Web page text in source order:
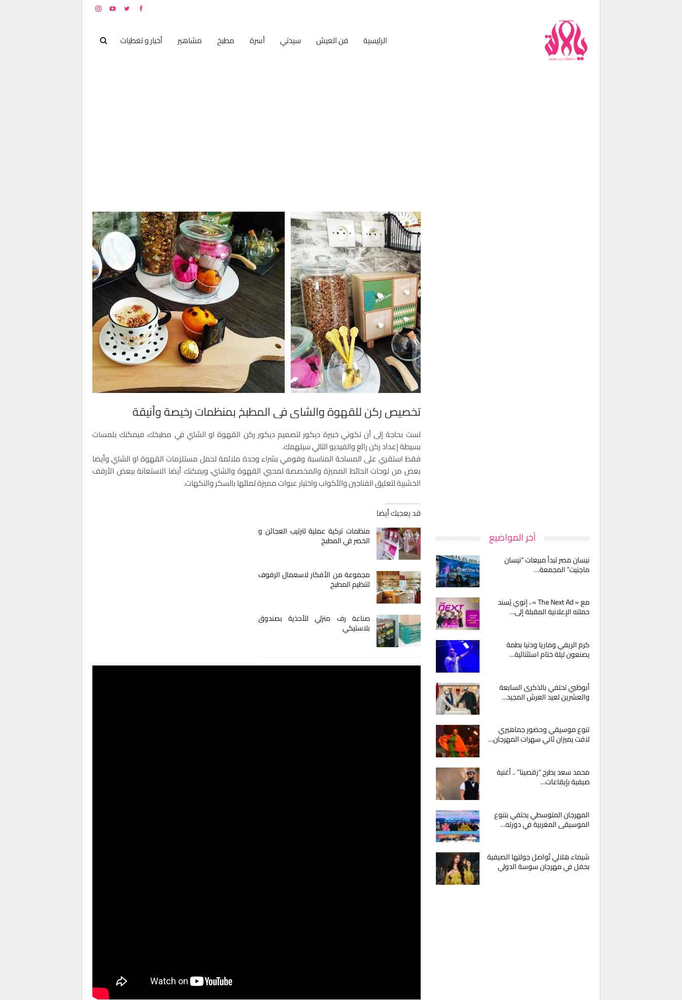
الرئيسية فن العيش سيدتي أسرة مطبخ مشاهير أخبار و تغطيات
تخصيص ركن للقهوة والشاي في المطبخ بمنظمات رخيصة وأنيقة
لست بحاجة إلى أن تكوني خبيرة ديكور لتصميم ديكور ركن القهوة او الشاي في مطبخك، فيمكنك بلمسات
بسيطة إعداد ركن رائع والفيديو التالي سيلهمك.
فقط استقري على المساحة المناسبة وقومي بشراء وحدة ملائمة لحمل مستلزمات القهوة او الشاي وأيضا
بعض من لوحات الحائط المميزة والمخصصة لمحبي القهوة والشاي، ويمكنك أيضا الاستعانة ببعض الأرفف
الخشبية لتعليق الفناجين والأكواب واختيار عبوات مميزة لملئها بالسكر والنكهات.
قد يعجبك أيضا
منظمات تركية عملية لترتيب العجائن و
الخضر في المطبخ
مجموعة من الأفكار لاسعمال الرفوف
لتنظيم المطبخ
صناعة رف منزلي للأحذية بصندوق
بلاستيكي
آخر المواضيع
نيسان مصر تبدأ مبيعات “نيسان
ماجنيت” المجمعة…
مع « The Next Ad » ، إنوي يُسند
حملته الإعلانية المقبلة إلى…
كرم الريفي وماريا ودنيا بطمة
يصنعون ليلة ختام استثنائية…
أبوظبي تحتفي بالذكرى السابعة
والعشرين لعيد العرش المجيد…
تنوع موسيقي وحضور جماهيري
لافت يميزان ثاني سهرات المهرجان…
محمد سعد يطرح “رقصينا” .. أغنية
صيفية بإيقاعات…
المهرجان المتوسطي يحتفي بتنوع
الموسيقى المغربية في دورته…
شيماء هلالي تُواصل جولتها الصيفية
بحفل في مهرجان سوسة الدولي